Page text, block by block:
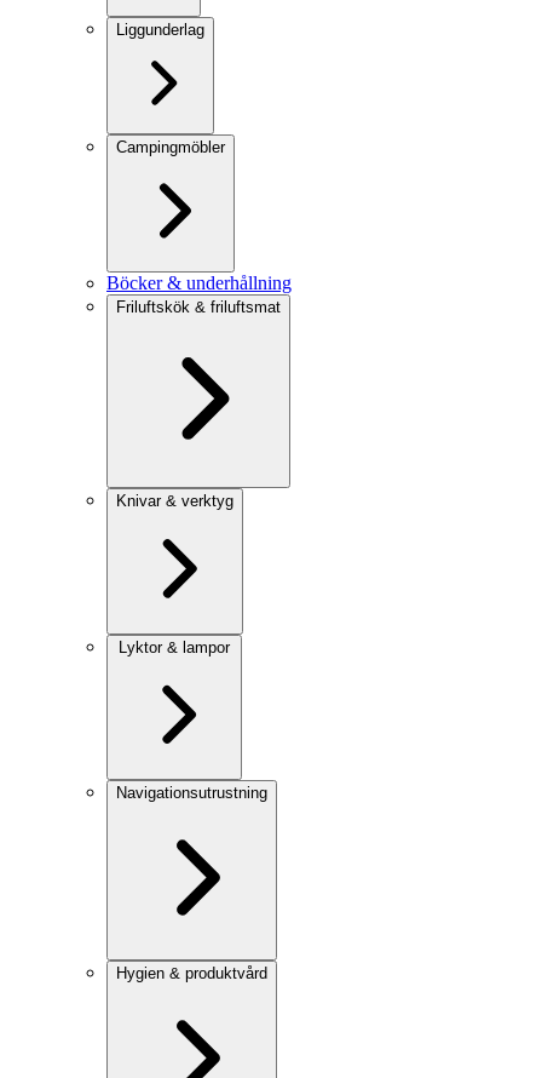
Liggunderlag
Campingmöbler
Böcker & underhållning
Friluftskök & friluftsmat
Knivar & verktyg
Lyktor & lampor
Navigationsutrustning
Hygien & produktvård